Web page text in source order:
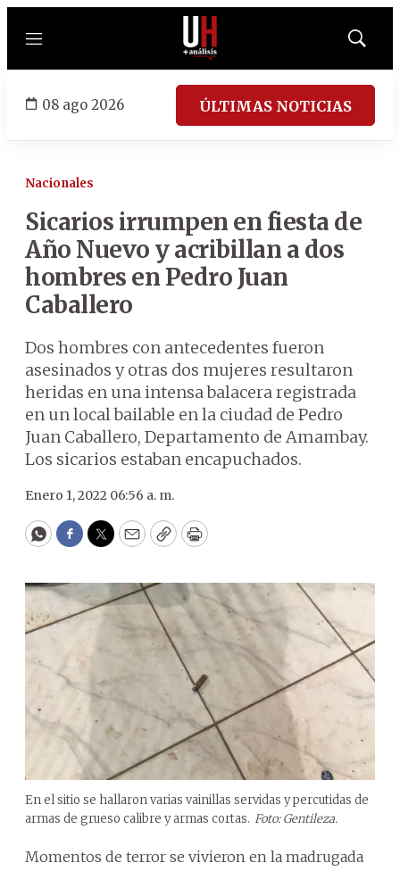
Menú
Mostrar
08 ago 2026 ÚLTIMAS NOTICIAS
Nacionales
Sicarios irrumpen en fiesta de
Año Nuevo y acribillan a dos
hombres en Pedro Juan
Caballero
Dos hombres con antecedentes fueron
asesinados y otras dos mujeres resultaron
heridas en una intensa balacera registrada
en un local bailable en la ciudad de Pedro
Juan Caballero, Departamento de Amambay.
Los sicarios estaban encapuchados.
Enero 1, 2022 06:56 a. m.
WhatsApp
Facebook
Twitter
EmailCopyPrint
En el sitio se hallaron varias vainillas servidas y percutidas de
armas de grueso calibre y armas cortas. Foto: Gentileza.
Momentos de terror se vivieron en la madrugada